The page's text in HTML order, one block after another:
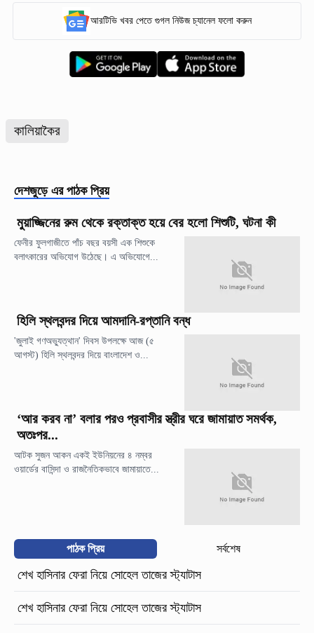
আরটিভি খবর পেতে গুগল নিউজ চ্যানেল ফলো করুন
কালিয়াকৈর
দেশজুড়ে এর পাঠক প্রিয়
মুয়াজ্জিনের রুম থেকে রক্তাক্ত হয়ে বের হলো শিশুটি, ঘটনা কী
ফেনীর ফুলগাজীতে পাঁচ বছর বয়সী এক শিশুকে
বলাৎকারের অভিযোগ উঠেছে। এ অভিযোগে...
হিলি স্থলবন্দর দিয়ে আমদানি-রপ্তানি বন্ধ
'জুলাই গণঅভ্যুত্থান' দিবস উপলক্ষে আজ (৫
আগস্ট) হিলি স্থলবন্দর দিয়ে বাংলাদেশ ও...
‘আর করব না’ বলার পরও প্রবাসীর স্ত্রীর ঘরে জামায়াত সমর্থক,
অতঃপর...
আটক সুজন আকন একই ইউনিয়নের ৪ নম্বর
ওয়ার্ডের বাসিন্দা ও রাজনৈতিকভাবে জামায়াতে...
পাঠক প্রিয় সর্বশেষ
শেখ হাসিনার ফেরা নিয়ে সোহেল তাজের স্ট্যাটাস
শেখ হাসিনার ফেরা নিয়ে সোহেল তাজের স্ট্যাটাস